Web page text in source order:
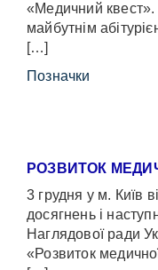
«Медичний
майбутнім
[…]
Позначки
РОЗВИТОК
3 грудня у м. Київ
досягнень і
Наглядової ради
«Розвиток